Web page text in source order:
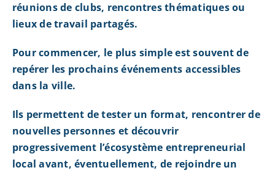
réunions de clubs, rencontres thématiques ou
lieux de travail partagés.
Pour commencer, le plus simple est souvent de
repérer les prochains événements accessibles
dans la ville.
Ils permettent de tester un format, rencontrer de
nouvelles personnes et découvrir
progressivement l’écosystème entrepreneurial
local avant, éventuellement, de rejoindre un